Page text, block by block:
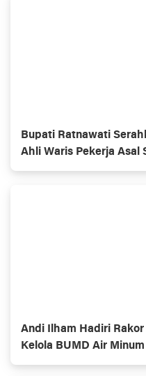
Bupati Ratnawati
Ahli Waris Pekerja Asal
Morowali
Andi Ilham Hadiri
Kelola BUMD Air Minum